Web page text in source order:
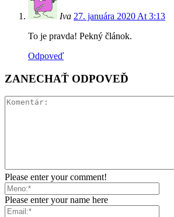
Iva 27. januára 2020 At 3:13
To je pravda! Pekný článok.
Odpoveď
ZANECHAŤ ODPOVEĎ
Please enter your comment!
Please enter your name here